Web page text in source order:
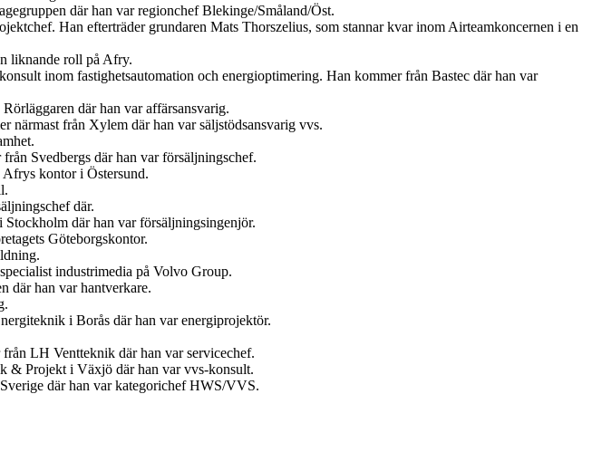
där han var regionchef Blekinge/Småland/Öst.
Han efterträder grundaren Mats Thorszelius, som stannar kvar inom Airteamkoncernen i en
liknande roll på Afry.
inom fastighetsautomation och energioptimering. Han kommer från Bastec där han var
där han var affärsansvarig.
närmast från Xylem där han var säljstödsansvarig vvs.
Svedbergs där han var försäljningschef.
kontor i Östersund.
där.
där han var försäljningsingenjör.
Göteborgskontor.
industrimedia på Volvo Group.
där han var hantverkare.
i Borås där han var energiprojektör.
LH Ventteknik där han var servicechef.
& Projekt i Växjö där han var vvs-konsult.
där han var kategorichef HWS/VVS.